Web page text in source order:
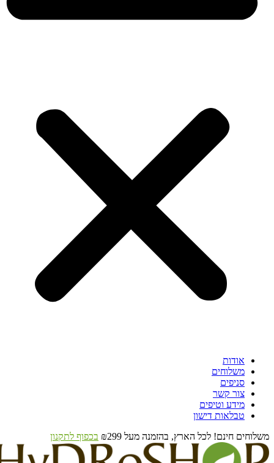
אודות
משלוחים
סניפים
צור קשר
מידע וטיפים
טבלאות דישון
משלוחים חינם! לכל הארץ, בהזמנה מעל ₪299
בכפוף לתקנון